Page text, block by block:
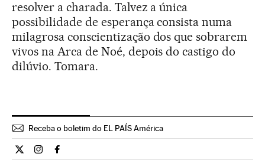
resolver a charada. Talvez a única
possibilidade de esperança consista numa
milagrosa conscientização dos que sobrarem
vivos na Arca de Noé, depois do castigo do
dilúvio. Tomara.
Receba o boletim do EL PAÍS América
Opiniao El País Brasil en Twitter
Opiniao El País Brasil en Instagram
Opiniao El País Brasil en Facebook